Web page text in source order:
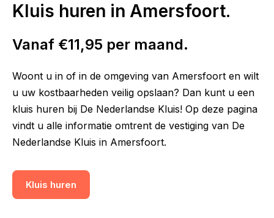
Kluis huren in Amersfoort.
Vanaf €11,95 per maand.
Woont u in of in de omgeving van Amersfoort en wilt
u uw kostbaarheden veilig opslaan? Dan kunt u een
kluis huren bij De Nederlandse Kluis! Op deze pagina
vindt u alle informatie omtrent de vestiging van De
Nederlandse Kluis in Amersfoort.
Kluis huren